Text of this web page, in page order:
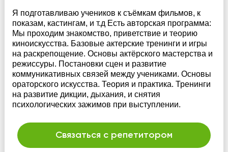
Я подготавливаю учеников к съёмкам фильмов, к
показам, кастингам, и т.д Есть авторская программа:
Мы проходим знакомство, приветствие и теорию
киноискусства. Базовые актерские тренинги и игры
на раскрепощение. Основы актёрского мастерства и
режиссуры. Постановки сцен и развитие
коммуникативных связей между учениками. Основы
ораторского искусства. Теория и практика. Тренинги
на развитие дикции, дыхания, и снятия
психологических зажимов при выступлении.
Связаться с репетитором